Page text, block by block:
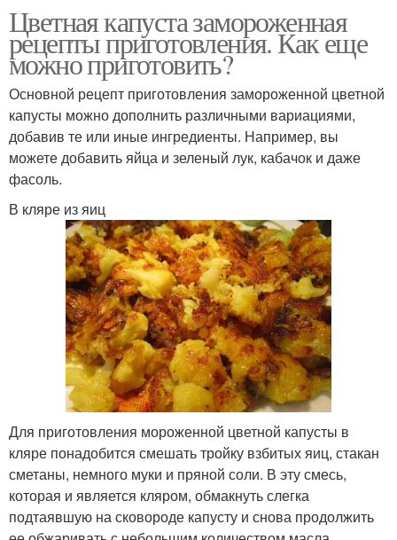
Цветная капуста замороженная
рецепты приготовления. Как еще
можно приготовить?
Основной рецепт приготовления замороженной цветной
капусты можно дополнить различными вариациями,
добавив те или иные ингредиенты. Например, вы
можете добавить яйца и зеленый лук, кабачок и даже
фасоль.
В кляре из яиц
Для приготовления мороженной цветной капусты в
кляре понадобится смешать тройку взбитых яиц, стакан
сметаны, немного муки и пряной соли. В эту смесь,
которая и является кляром, обмакнуть слегка
подтаявшую на сковороде капусту и снова продолжить